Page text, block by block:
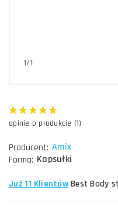
1/1
opinie o produkcie (1)
Producent: Amix
Forma: Kapsułki
Już 11 KlientówBest Body